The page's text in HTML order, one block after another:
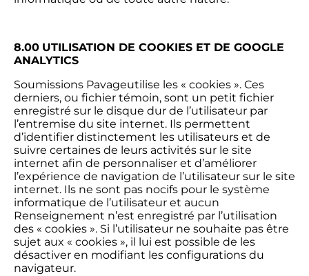
8.00 UTILISATION DE COOKIES ET DE GOOGLE
ANALYTICS
Soumissions Pavageutilise les « cookies ». Ces
derniers, ou fichier témoin, sont un petit fichier
enregistré sur le disque dur de l’utilisateur par
l’entremise du site internet. Ils permettent
d’identifier distinctement les utilisateurs et de
suivre certaines de leurs activités sur le site
internet afin de personnaliser et d’améliorer
l’expérience de navigation de l’utilisateur sur le site
internet. Ils ne sont pas nocifs pour le système
informatique de l’utilisateur et aucun
Renseignement n’est enregistré par l’utilisation
des « cookies ». Si l’utilisateur ne souhaite pas être
sujet aux « cookies », il lui est possible de les
désactiver en modifiant les configurations du
navigateur.